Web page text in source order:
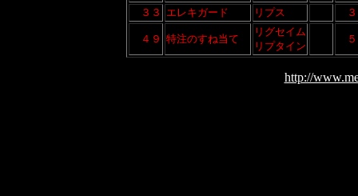
３３
エレキガード リプス ３
４９ 特注のすね当て
リグセイム
リプタイン
５
http://